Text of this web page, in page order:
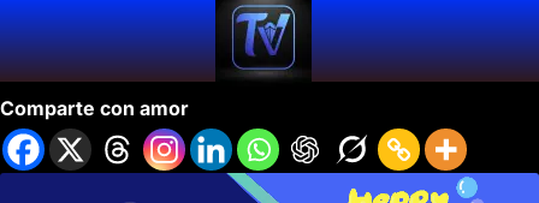
VIP Valluno Ep 2 Segunda Temporada.
Comparte con amor